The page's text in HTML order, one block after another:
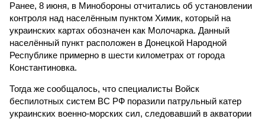
Ранее, 8 июня, в Минобороны отчитались об установлении
контроля над населённым пунктом Химик, который на
украинских картах обозначен как Молочарка. Данный
населённый пункт расположен в Донецкой Народной
Республике примерно в шести километрах от города
Константиновка.
Тогда же сообщалось, что специалисты Войск
беспилотных систем ВС РФ поразили патрульный катер
украинских военно-морских сил, следовавший в акватории